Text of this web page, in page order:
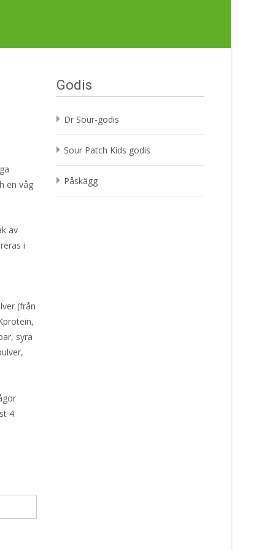
en våg
av
i
(från
syra
4
Godis
Dr Sour-godis
Sour Patch Kids godis
Påskägg